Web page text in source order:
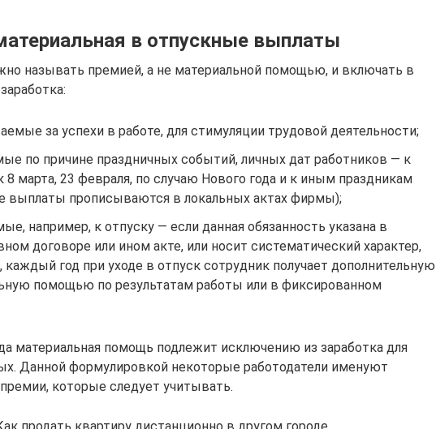
в отпускные выплаты
называть премией, а не материальной помощью, и включать в
за успехи в работе, для стимуляции трудовой деятельности;
по причине праздничных событий, личных дат работников — к
марта, 23 февраля, по случаю Нового года и к иным праздникам
выплаты прописываются в локальных актах фирмы);
например, к отпуску — если данная обязанность указана в
договоре или ином акте, или носит систематический характер,
каждый год при уходе в отпуск сотрудник получает дополнительную
помощью по результатам работы или в фиксированном
материальная помощь подлежит исключению из заработка для
Данной формулировкой некоторые работодатели именуют
которые следует учитывать.